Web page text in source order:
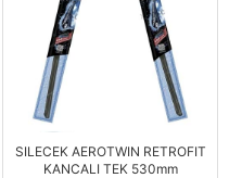
SILECEK AEROTWIN RETROFIT
KANCALI TEK 530mm